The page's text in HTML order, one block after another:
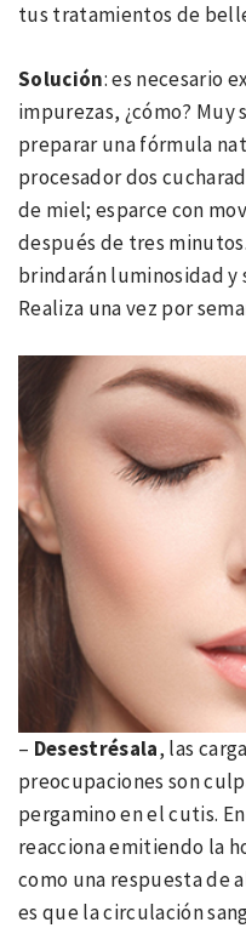
tus tratamientos de
Solución: es necesario
impurezas, ¿cómo?
preparar una fórmula
procesador dos
de miel; esparce con
después de tres
brindarán luminosidad y
Realiza una vez por
– Desestrésala, las
preocupaciones son
pergamino en el cutis.
reacciona emitiendo la
como una respuesta de
es que la circulación